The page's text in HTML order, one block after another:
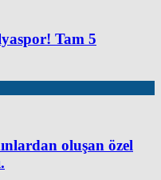
Tam 5
oluşan özel